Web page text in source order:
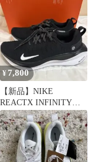
¥ 7,800
【新品】NIKE
REACTX INFINITY
RUN 4 インフィニティ